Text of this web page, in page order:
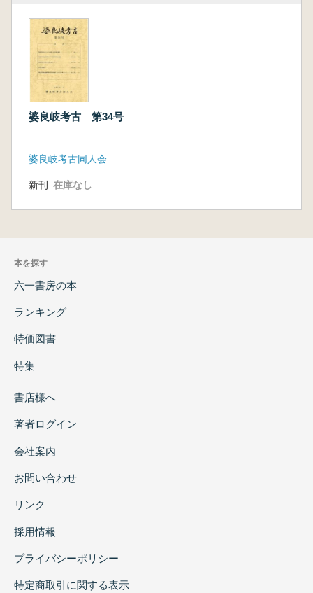
婆良岐考古 第34号
婆良岐考古同人会
新刊 在庫なし
本を探す
六一書房の本
ランキング
特価図書
特集
書店様へ
著者ログイン
会社案内
お問い合わせ
リンク
採用情報
プライバシーポリシー
特定商取引に関する表示